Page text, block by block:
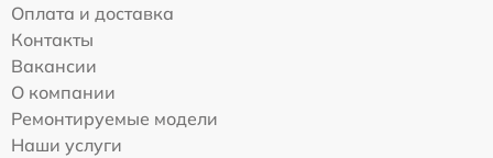
Оплата и доставка
Контакты
Вакансии
О компании
Ремонтируемые модели
Наши услуги